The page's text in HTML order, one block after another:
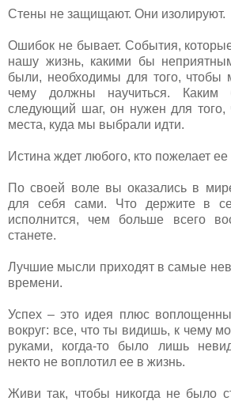
Стены не защищают. Они изолируют.
Ошибок не бывает. События,
нашу жизнь, какими бы
были, необходимы для того, чтобы
чему должны научиться.
следующий шаг, он нужен для того,
места, куда мы выбрали идти.
Истина ждет любого, кто пожелает ее
По своей воле вы оказались в
для себя сами. Что держите в
исполнится, чем больше всего
станете.
Лучшие мысли приходят в самые
времени.
Успех – это идея плюс
вокруг: все, что ты видишь, к чему
руками, когда-то было лишь
некто не воплотил ее в жизнь.
Живи так, чтобы никогда не было